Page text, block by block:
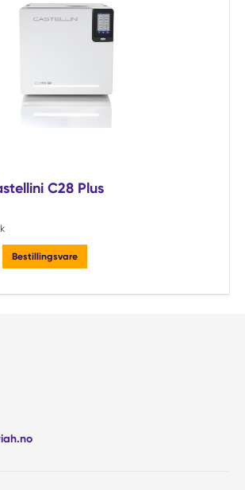
C28 Plus
Bestillingsvare